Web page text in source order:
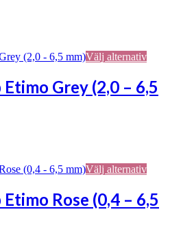
Välj alternativDen
produkten
har
kan
på
Grey (2,0 – 6,5
Välj alternativDen
produkten
har
Rose (0,4 – 6,5